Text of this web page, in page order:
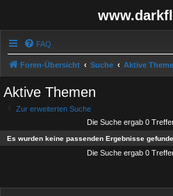
FAQ
Foren-Übersicht Suche Aktive
Aktive Themen
Zur erweiterten Suche
Die Suche ergab 0
Es wurden keine passenden Ergebnisse
Die Suche ergab 0